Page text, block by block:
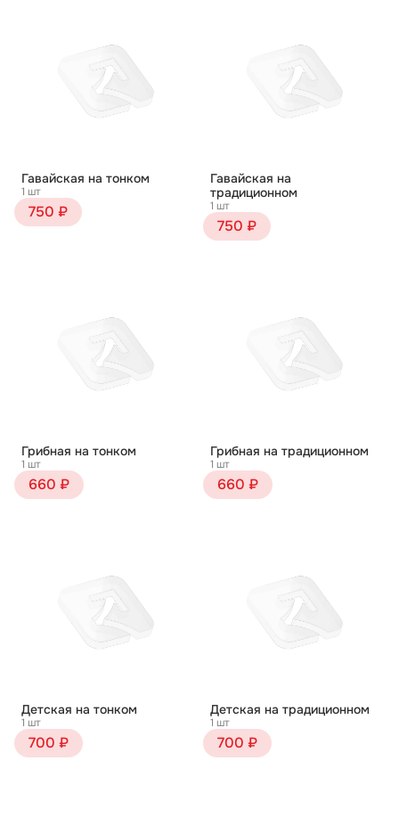
Гавайская на тонком
1 шт
750 ₽
Гавайская на
традиционном
1 шт
750 ₽
Грибная на тонком
1 шт
660 ₽
Грибная на традиционном
1 шт
660 ₽
Детская на тонком
1 шт
700 ₽
Детская на традиционном
1 шт
700 ₽